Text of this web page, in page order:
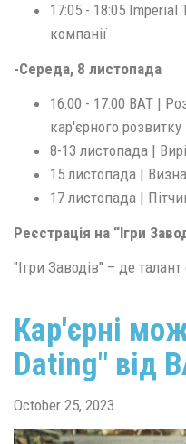
17:05 - 18:05
компанії
-Середа, 8 листопада
16:00 - 17:00 BAT |
кар'єрного
8-13 листопада |
15 листопада |
17 листопада |
Реєстрація на “Ігри
"Ігри Заводів" – де
Кар'єрні
Dating" від
October 25, 2023